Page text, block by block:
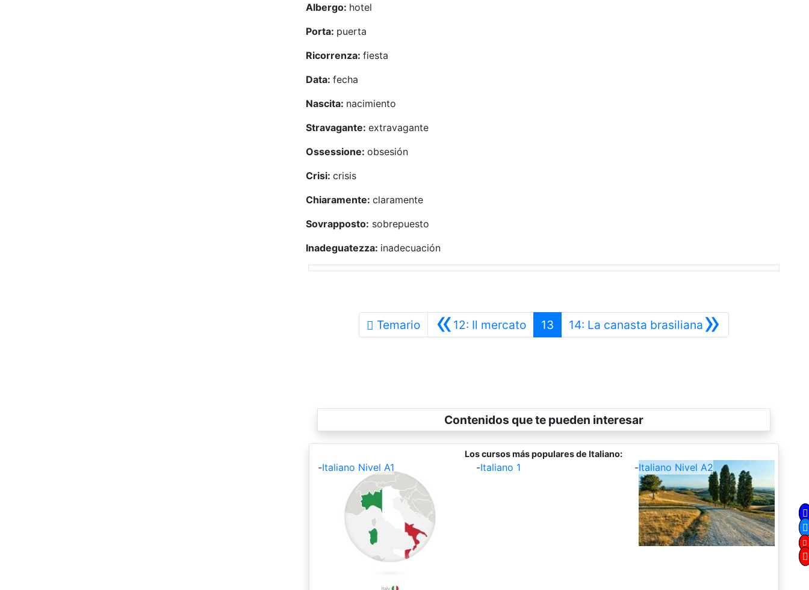
Albergo: hotel
Porta: puerta
Ricorrenza: fiesta
Data: fecha
Nascita: nacimiento
Stravagante: extravagante
Ossessione: obsesión
Crisi: crisis
Chiaramente: claramente
Sovrapposto: sobrepuesto
Inadeguatezza: inadecuación
Temario «12: Il mercatoAnterior
13 »
14: La canasta brasilianaSiguiente
Contenidos que te pueden interesar
Los cursos más populares de Italiano:
-Italiano Nivel A1 -Italiano 1 -Italiano Nivel A2